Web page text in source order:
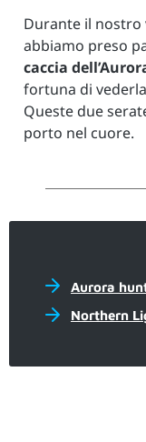
Durante il nostro
abbiamo preso
caccia
fortuna di
Queste due
porto nel cuore.
Aurora
Northern